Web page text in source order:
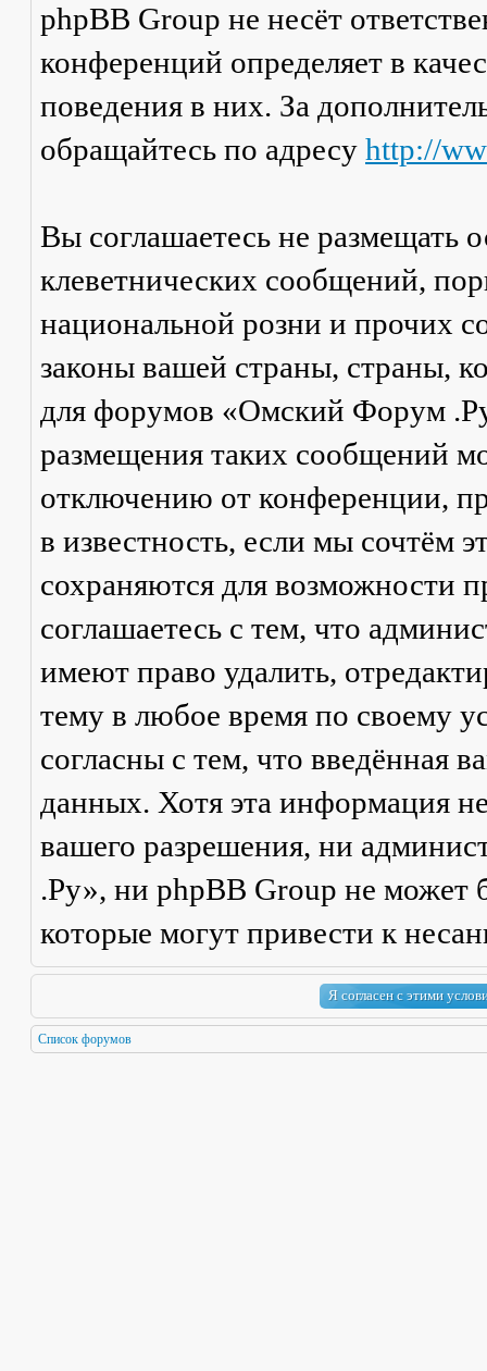
phpBB Group не несёт
конференций определяет в
поведения в них. За
обращайтесь по адресу http://
Вы соглашаетесь не размещать
клеветнических сообщений,
национальной розни и прочих
законы вашей страны, страны,
для форумов «Омский Форум
размещения таких сообщений
отключению от конференции,
в известность, если мы сочтём
сохраняются для возможности
соглашаетесь с тем, что
имеют право удалить,
тему в любое время по своему
согласны с тем, что введённая
данных. Хотя эта информация
вашего разрешения, ни
.Ру», ни phpBB Group не может
которые могут привести к
Список форумов